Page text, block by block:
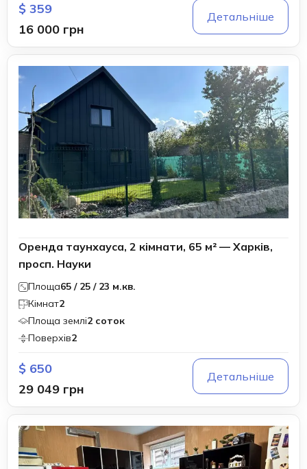
$ 359
16 000 грн
Детальніше
Оренда таунхауса, 2 кімнати, 65 м² — Харків,
просп. Науки
Площа65 / 25 / 23 м.кв.
Кімнат2
Площа землі2 соток
Поверхів2
$ 650
29 049 грн
Детальніше